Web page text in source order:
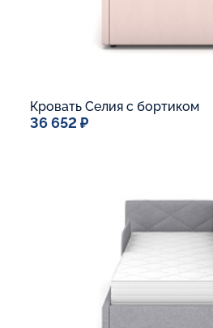
Кровать Селия с бортиком
36 652 ₽
В корзину